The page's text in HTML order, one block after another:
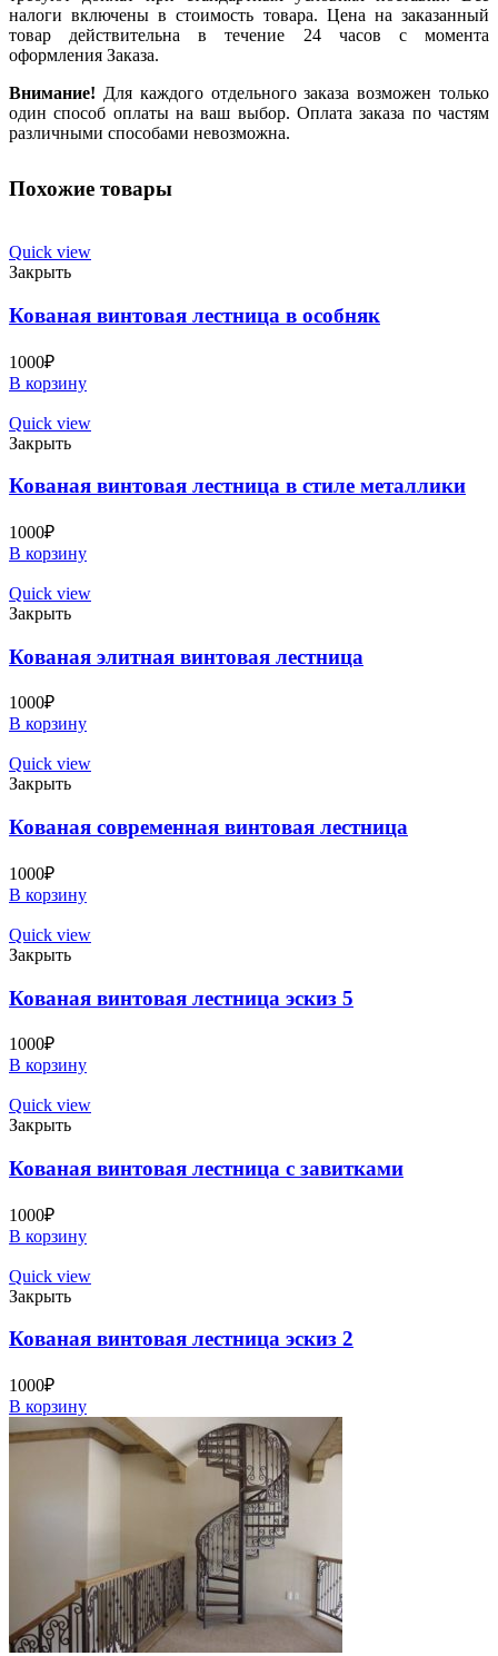
налоги включены в стоимость товара. Цена на заказанный
товар действительна в течение 24 часов с момента
оформления Заказа.
Внимание! Для каждого отдельного заказа возможен только
один способ оплаты на ваш выбор. Оплата заказа по частям
различными способами невозможна.
Похожие товары
Quick view
Закрыть
Кованая винтовая лестница в особняк
1000₽
В корзину
Quick view
Закрыть
Кованая винтовая лестница в стиле металлики
1000₽
В корзину
Quick view
Закрыть
Кованая элитная винтовая лестница
1000₽
В корзину
Quick view
Закрыть
Кованая современная винтовая лестница
1000₽
В корзину
Quick view
Закрыть
Кованая винтовая лестница эскиз 5
1000₽
В корзину
Quick view
Закрыть
Кованая винтовая лестница с завитками
1000₽
В корзину
Quick view
Закрыть
Кованая винтовая лестница эскиз 2
1000₽
В корзину